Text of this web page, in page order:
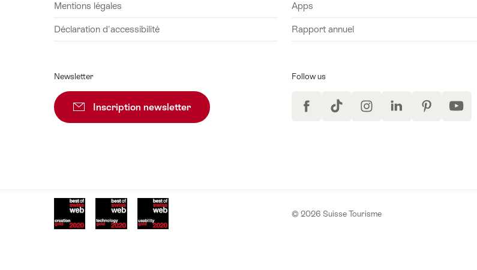
Mentions légales
Déclaration d'accessibilité
Apps
Rapport annuel
Newsletter
Inscription newsletter Vers l’inscription à la newsletter
Follow us
FacebookTikTok InstagramLinkedIn PinterestYouTube
Awards
© 2026 Suisse Tourisme